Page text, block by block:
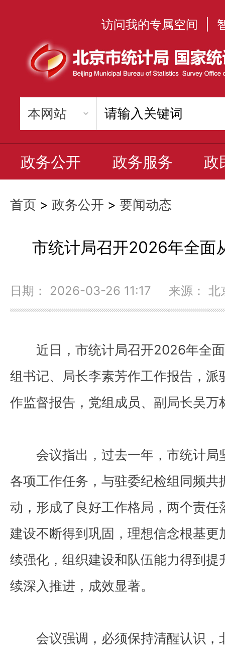
访问我的专属空间
政务公开 政务服务 政
首页 > 政务公开 > 要闻动态
市统计局召开2026年全面
日期： 2026-03-26 11:17 来源： 北
近日，市统计局召开2026年全
组书记、局长李素芳作工作报告，
作监督报告，党组成员、副局长吴
会议指出，过去一年，市统计
各项工作任务，与驻委纪检组同频
动，形成了良好工作格局，两个责
建设不断得到巩固，理想信念根基
续强化，组织建设和队伍能力得到
续深入推进，成效显著。
会议强调，必须保持清醒认识